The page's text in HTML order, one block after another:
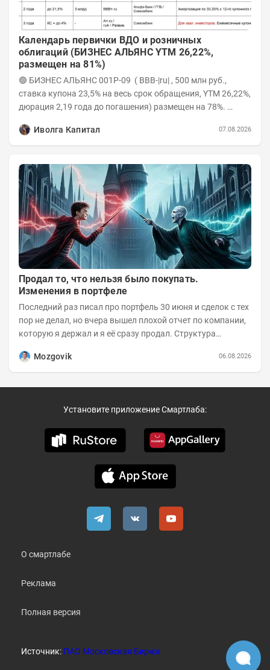
Календарь первички ВДО и розничных
облигаций (БИЗНЕС АЛЬЯНС YTM 26,22%,
размещен на 81%)
🟢 БИЗНЕС АЛЬЯНС 001P-09 ( BBB-|ru| , 500 млн руб.,
ставка купона 23,5% на весь срок обращения, YTM 26,22%,
дюрация 2,19 года до погашения) размещен на 78%.
Иволга Капитал
07.08.2026
Продал то, что нельзя было покупать.
Изменения в портфеле
Последний раз писал про портфель 30 июня и сделок с тех
пор не делал, но вчера вышел плохой отчет по компании,
которую я держал и я её сразу продал. Структура
Mozgovik
06.08.2026
Установите приложение Смартлаба:
О смартлабе
Реклама
Полная версия
Источник: ПАО Московская Биржа